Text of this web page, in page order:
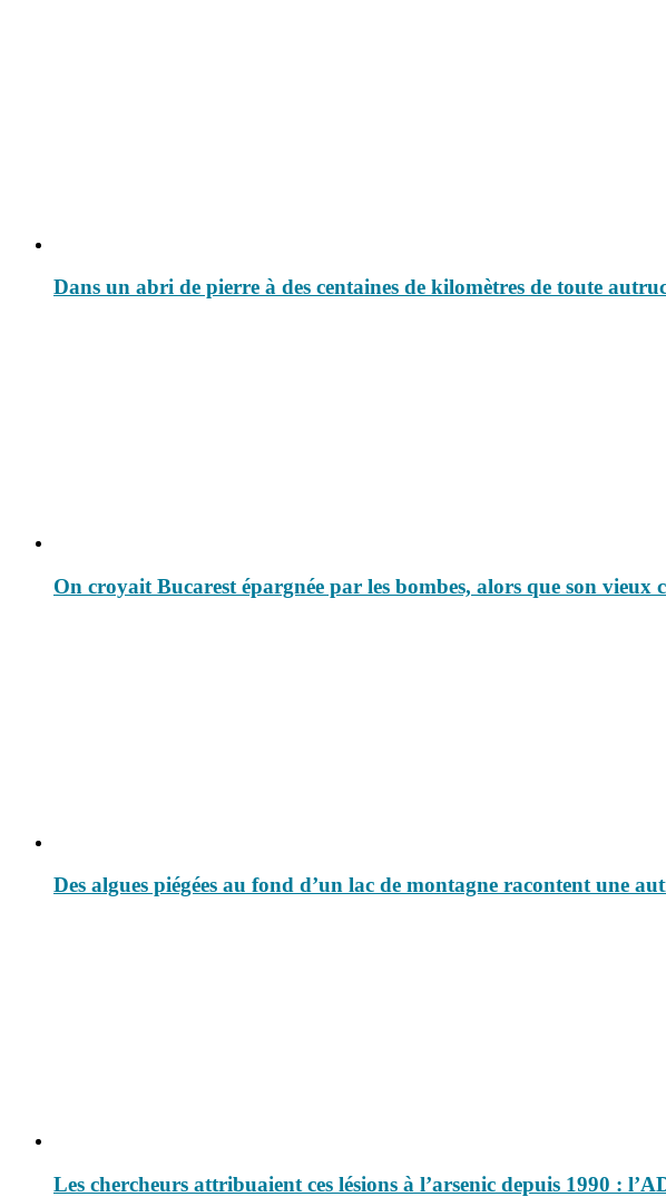
Dans un abri de pierre à des centaines de kilomètres de toute
On croyait Bucarest épargnée par les bombes, alors que son vieux
Des algues piégées au fond d’un lac de montagne racontent une
Les chercheurs attribuaient ces lésions à l’arsenic depuis 1990 :